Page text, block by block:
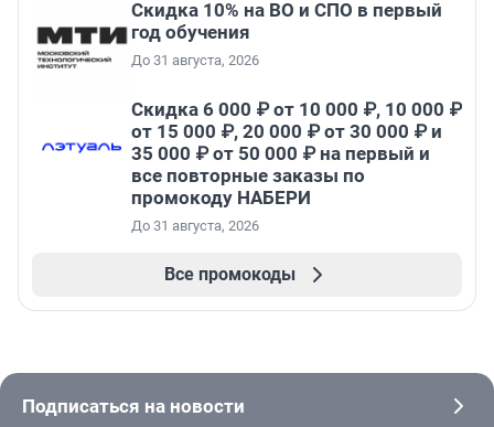
Скидка 10% на ВО и СПО в первый
год обучения
До 31 августа, 2026
Скидка 6 000 ₽ от 10 000 ₽, 10 000 ₽
от 15 000 ₽, 20 000 ₽ от 30 000 ₽ и
35 000 ₽ от 50 000 ₽ на первый и
все повторные заказы по
промокоду НАБЕРИ
До 31 августа, 2026
Все промокоды
Подписаться на новости